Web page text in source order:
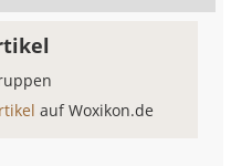
auf Woxikon.de